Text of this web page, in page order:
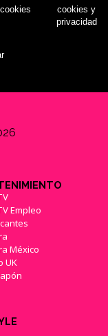
cookies
cookies y
privacidad
Empleo
México
UK